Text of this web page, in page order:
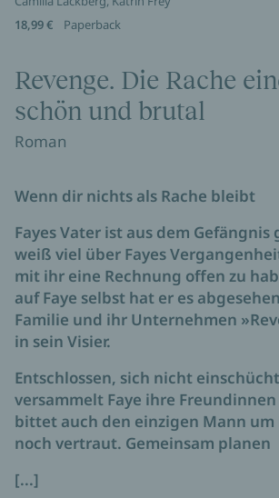
18,99 €
Paperback
Revenge. Die Rache
schön und brutal
Roman
Wenn dir nichts als Rache bleibt
Fayes Vater ist aus dem Gefängnis
weiß viel über Fayes
mit ihr eine Rechnung offen zu
auf Faye selbst hat er es
Familie und ihr Unternehmen
in sein Visier.
Entschlossen, sich nicht
versammelt Faye ihre
bittet auch den einzigen Mann um
noch vertraut. Gemeinsam planen
[...]